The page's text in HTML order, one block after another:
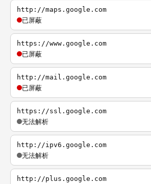
http://maps.google.com
已屏蔽
https://www.google.com
已屏蔽
http://mail.google.com
已屏蔽
https://ssl.google.com
无法解析
http://ipv6.google.com
无法解析
http://plus.google.com